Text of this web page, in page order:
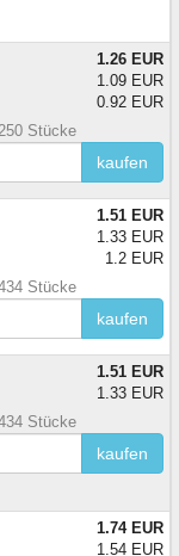
1.26 EUR
1.09 EUR
0.92 EUR
Stücke
kaufen
1.51 EUR
1.33 EUR
1.2 EUR
Stücke
kaufen
1.51 EUR
1.33 EUR
Stücke
kaufen
1.74 EUR
1.54 EUR